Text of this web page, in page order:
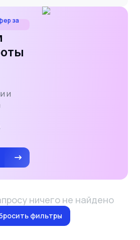
за
и
ничего не найдено
фильтры